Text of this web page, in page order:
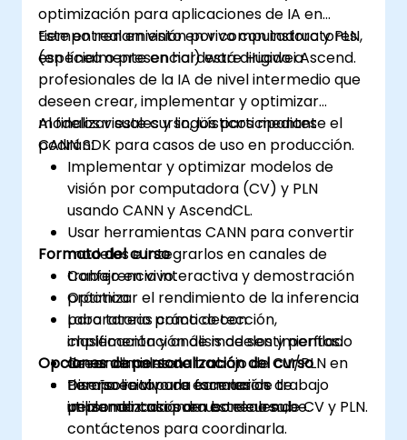
optimización para aplicaciones de IA en
tiempo real en visión por computadora y PLN,
especialmente en hardware Huawei Ascend.
Este entrenamiento en vivo con instructores
(en línea o presencial) está dirigido a
profesionales de la IA de nivel intermedio que
deseen crear, implementar y optimizar
modelos visuales y lingüísticos mediante el
CANN SDK para casos de uso en producción.
Al finalizar este curso, los participantes
podrán:
Implementar y optimizar modelos de
visión por computadora (CV) y PLN
usando CANN y AscendCL.
Usar herramientas CANN para convertir
modelos e integrarlos en canales de
trabajo en vivo.
Optimizar el rendimiento de la inferencia
para tareas como detección,
clasificación y análisis de sentimientos.
Crear canales de trabajo de CV/PLN en
tiempo real para escenarios de
implementación en borde o nube.
Formato del curso
Conferencia interactiva y demostración
práctica.
Laboratorio práctico con
implementación de modelos y perfilado
de rendimiento.
Diseño en vivo de canales de trabajo
utilizando casos de uso reales de CV y PLN.
Opciones de personalización del curso
Para solicitar una formación
personalizada para este curso,
contáctenos para coordinarla.